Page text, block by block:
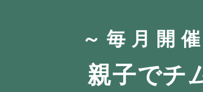
～毎月開
親子でチ